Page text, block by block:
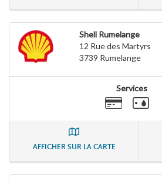
Shell Rumelange
12 Rue des Martyrs
3739 Rumelange
Services
AFFICHER SUR LA CARTE